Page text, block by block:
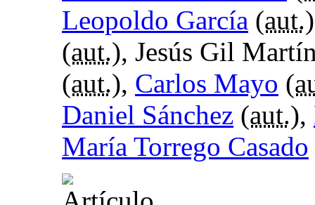
Leopoldo García (aut.
(aut.), Jesús Gil
(aut.), Carlos Mayo (
Daniel Sánchez (aut.),
María Torrego Casado